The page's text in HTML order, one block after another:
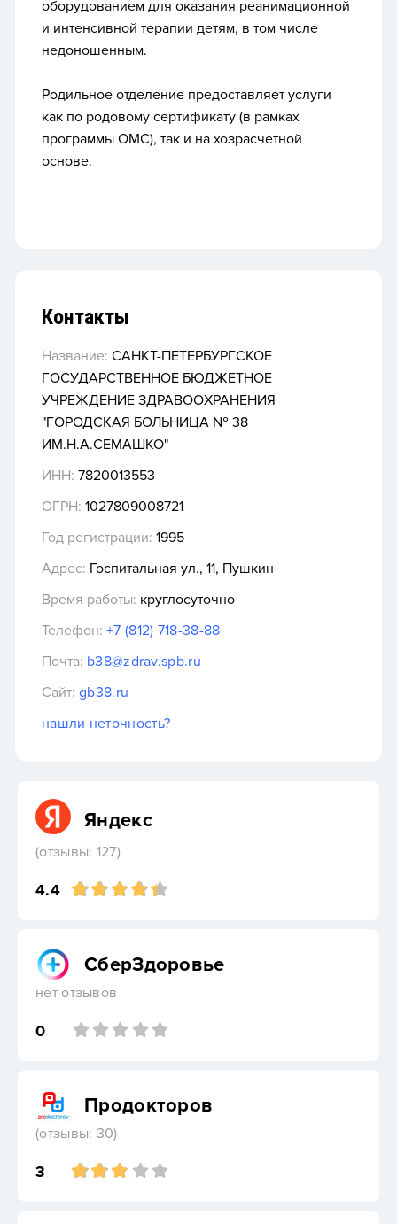
оборудованием для оказания реанимационной
и интенсивной терапии детям, в том числе
недоношенным.
Родильное отделение предоставляет услуги
как по родовому сертификату (в рамках
программы ОМС), так и на хозрасчетной
основе.
Контакты
Название: САНКТ-ПЕТЕРБУРГСКОЕ
ГОСУДАРСТВЕННОЕ БЮДЖЕТНОЕ
УЧРЕЖДЕНИЕ ЗДРАВООХРАНЕНИЯ
"ГОРОДСКАЯ БОЛЬНИЦА № 38
ИМ.Н.А.СЕМАШКО"
ИНН: 7820013553
ОГРН: 1027809008721
Год регистрации: 1995
Адрес: Госпитальная ул., 11, Пушкин
Время работы: круглосуточно
Телефон: +7 (812) 718-38-88
Почта: b38@zdrav.spb.ru
Сайт: gb38.ru
нашли неточность?
Яндекс
(отзывы: 127)
4.4
СберЗдоровье
нет отзывов
0
Продокторов
(отзывы: 30)
3